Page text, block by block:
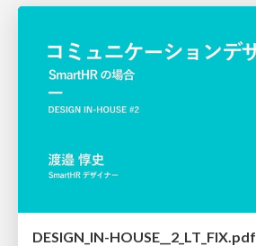
DESIGN_IN-HOUSE__2_LT_FIX.pdf